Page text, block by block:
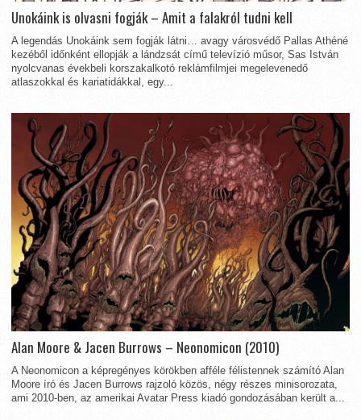
Unokáink is olvasni fogják – Amit a falakról tudni kell
A legendás Unokáink sem fogják látni… avagy városvédő Pallas Athéné
kezéből időnként ellopják a lándzsát című televízió műsor, Sas István
nyolcvanas évekbeli korszakalkotó reklámfilmjei megelevenedő
atlaszokkal és kariatidákkal, egy...
Alan Moore & Jacen Burrows – Neonomicon (2010)
A Neonomicon a képregényes körökben afféle félistennek számító Alan
Moore író és Jacen Burrows rajzoló közös, négy részes minisorozata,
ami 2010-ben, az amerikai Avatar Press kiadó gondozásában került a...